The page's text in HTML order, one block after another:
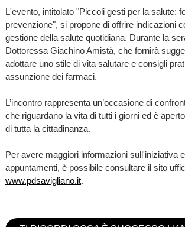
L'evento, intitolato "Piccoli gesti per la salute:
prevenzione", si propone di offrire indicazioni
gestione della salute quotidiana. Durante la
Dottoressa Giachino Amistà, che fornirà
adottare uno stile di vita salutare e consigli
assunzione dei farmaci.
L’incontro rappresenta un’occasione di
che riguardano la vita di tutti i giorni ed è
di tutta la cittadinanza.
Per avere maggiori informazioni sull'iniziativa
appuntamenti, è possibile consultare il sito
www.pdsavigliano.it.